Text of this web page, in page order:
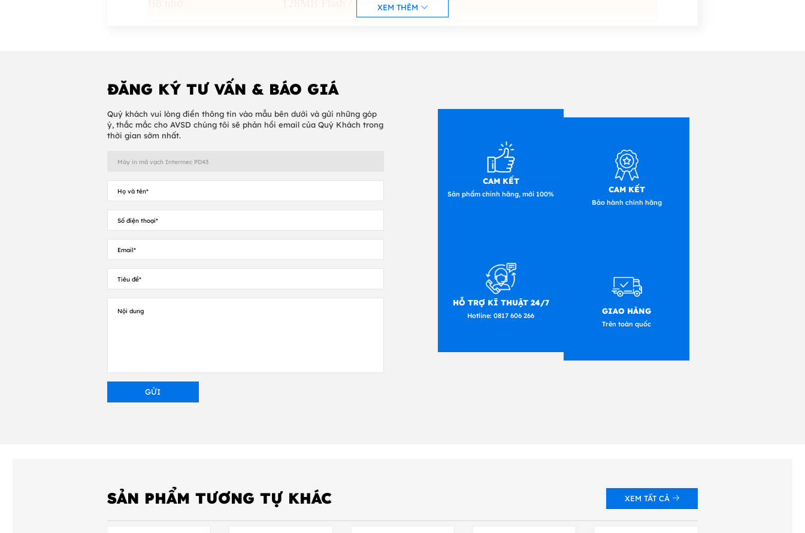
128MB Flash / 128MB RAM
Phương thức giao tiếp
Đồ họa
Chỉnh sửa nhãn phần
mềm
BarTender® từ Seaguall Scientific
Công cụ trình điều khiển
Giấy Cuộn, cắt khuôn, liên tục, gấp hình quạt, dấu đen, thẻ, vé bằng giấy nhiệt hoặc
Chiều rộng ruy-băng: 1 ”~ 4,33” (25,4mm ~ 110mm), Chiều dài ruy-băng: Tối
Trọng lượng máy in 8,4 kg
XEM THÊM
ĐĂNG KÝ TƯ VẤN & BÁO GIÁ
Quý khách vui lòng điền thông tin vào mẫu bên dưới và gửi những góp
ý, thắc mắc cho AVSD chúng tôi sẽ phản hồi email của Quý Khách trong
thời gian sớm nhất.
CAM KẾT
Sản phẩm chính hãng, mới 100% CAM KẾT
Bảo hành chính hãng
HỖ TRỢ KĨ THUẬT 24/7
Hotline: 0817 606 266 GIAO HÀNG
Trên toàn quốc
SẢN PHẨM TƯƠNG TỰ KHÁC XEM TẤT CẢ